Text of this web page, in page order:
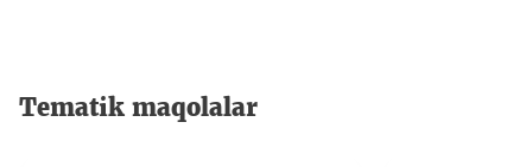
Tematik maqolalar